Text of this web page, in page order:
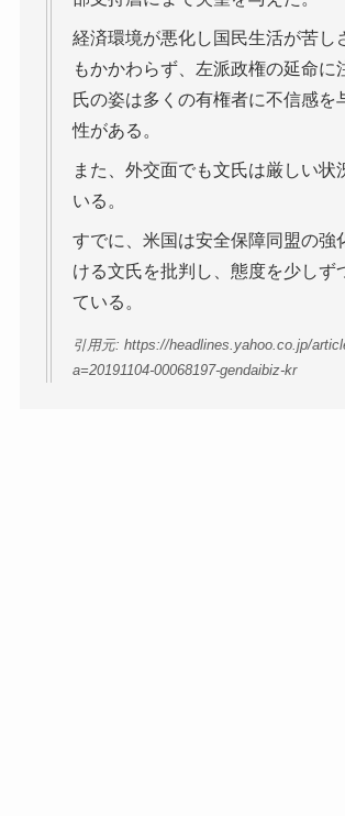
経済環境が悪化し国民生活が苦し
もかかわらず、左派政権の延命に
氏の姿は多くの有権者に不信感を
性がある。
また、外交面でも文氏は厳しい状
いる。
すでに、米国は安全保障同盟の強
ける文氏を批判し、態度を少しず
ている。
引用元: https://headlines.yahoo.co.jp/
a=20191104-00068197-gendaibiz-kr